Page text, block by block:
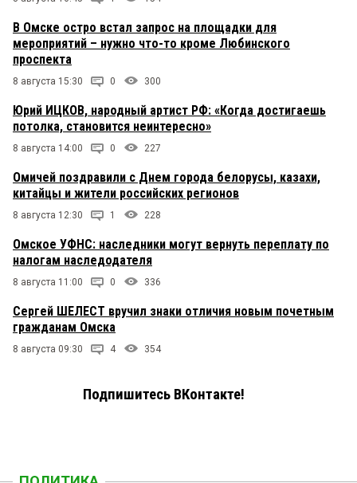
В Омске остро встал запрос на площадки для
мероприятий – нужно что-то кроме Любинского
проспекта
8 августа 15:30 0 300
Юрий ИЦКОВ, народный артист РФ: «Когда достигаешь
потолка, становится неинтересно»
8 августа 14:00 0 227
Омичей поздравили с Днем города белорусы, казахи,
китайцы и жители российских регионов
8 августа 12:30 1 228
Омское УФНС: наследники могут вернуть переплату по
налогам наследодателя
8 августа 11:00 0 336
Сергей ШЕЛЕСТ вручил знаки отличия новым почетным
гражданам Омска
8 августа 09:30 4 354
Подпишитесь ВКонтакте!